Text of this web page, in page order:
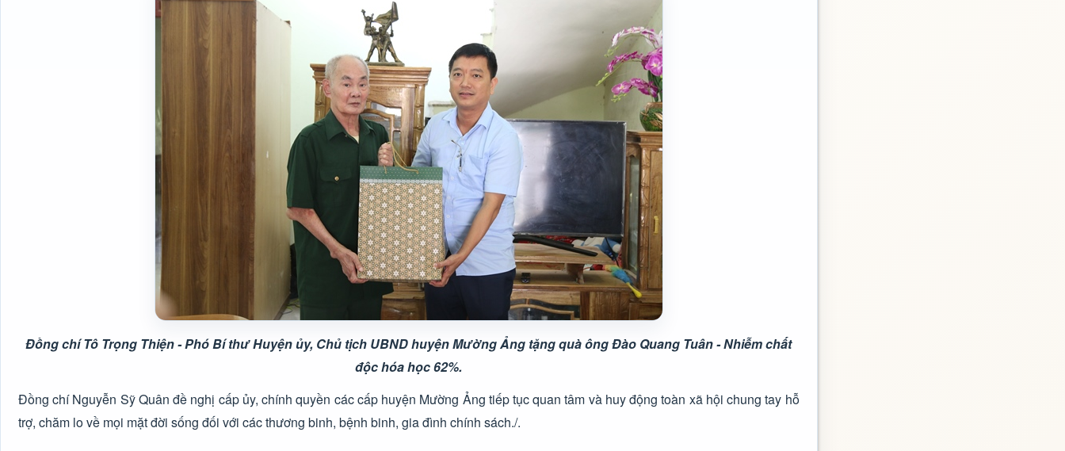
Đồng chí Tô Trọng Thiện - Phó Bí thư Huyện ủy, Chủ tịch UBND huyện Mường Ảng tặng quàông Đào Quang Tuân - Nhiễm chất
độc hóa học 62%.
Đồng chí Nguyễn Sỹ Quân đề nghị cấp ủy, chính quyền các cấp huyện Mường Ảng tiếp tục quan tâm và huy động toàn xã hội chung tay hỗ
trợ, chăm lo về mọi mặt đời sống đối với các thương binh, bệnh binh, gia đình chính sách./.